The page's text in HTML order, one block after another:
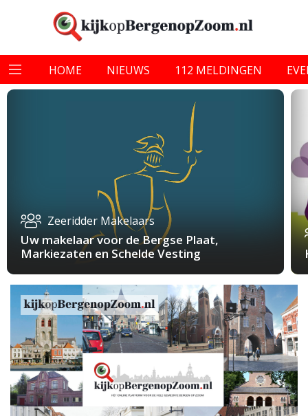
HOME NIEUWS 112 MELDINGEN
Zeeridder Makelaars
Uw makelaar voor de Bergse Plaat,
Markiezaten en Schelde Vesting